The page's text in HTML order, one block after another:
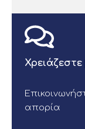
απορία